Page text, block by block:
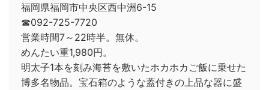
福岡県福岡市中央区西中洲6-15
☎092-725-7720
営業時間7～22時半。無休。
めんたい重1,980円。
明太子1本を刻み海苔を敷いたホカホカご飯に乗せた
博多名物品。宝石箱のような蓋付きの上品な器に盛